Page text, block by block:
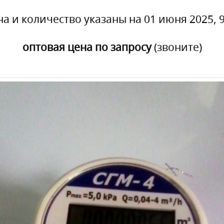
и количество указаны на 01 июня 2025,
оптовая цена по запросу(звоните)